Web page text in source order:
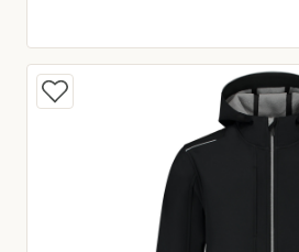
Huidige prijs